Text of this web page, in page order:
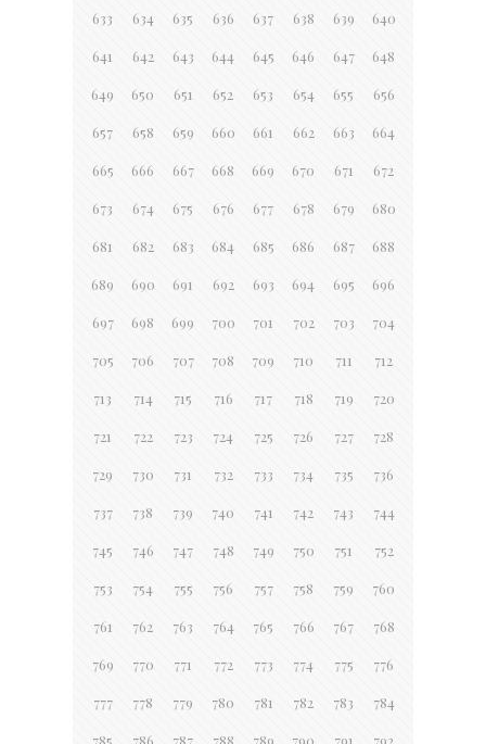
633 634 635 636 637 638 639 640
641 642 643 644 645 646 647 648
649 650 651 652 653 654 655 656
657 658 659 660 661 662 663 664
665 666 667 668 669 670 671 672
673 674 675 676 677 678 679 680
681 682 683 684 685 686 687 688
689 690 691 692 693 694 695 696
697 698 699 700 701 702 703 704
705 706 707 708 709 710 711 712
713 714 715 716 717 718 719 720
721 722 723 724 725 726 727 728
729 730 731 732 733 734 735 736
737 738 739 740 741 742 743 744
745 746 747 748 749 750 751 752
753 754 755 756 757 758 759 760
761 762 763 764 765 766 767 768
769 770 771 772 773 774 775 776
777 778 779 780 781 782 783 784
785 786 787 788 789 790 791 792